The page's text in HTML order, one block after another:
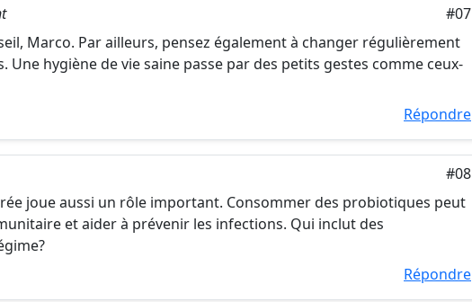
#07
Marco. Par ailleurs, pensez également à changer régulièrement
Une hygiène de vie saine passe par des petits gestes comme ceux-
Répondre
#08
joue aussi un rôle important. Consommer des probiotiques peut
et aider à prévenir les infections. Qui inclut des
Répondre